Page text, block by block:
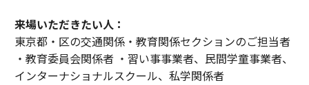
来場いただきたい人：
東京都・区の交通関係・教育関係セクションのご担当者
・教育委員会関係者 ・習い事事業者、民間学童事業者、
インターナショナルスクール、私学関係者